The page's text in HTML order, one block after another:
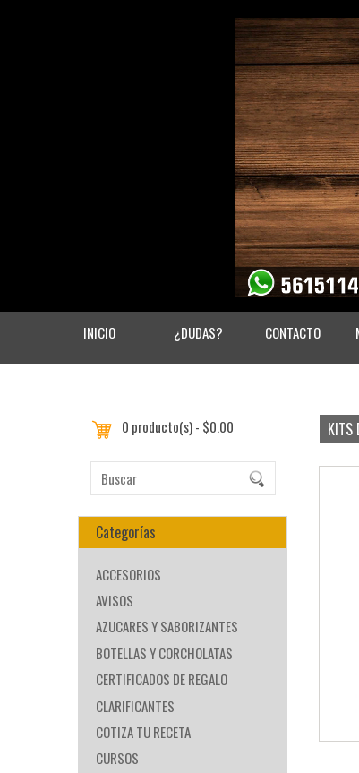
INICIO ¿DUDAS? CONTACTO
0 producto(s) - $0.00
Categorías
ACCESORIOS
AVISOS
AZUCARES Y SABORIZANTES
BOTELLAS Y CORCHOLATAS
CERTIFICADOS DE REGALO
CLARIFICANTES
COTIZA TU RECETA
CURSOS
KITS